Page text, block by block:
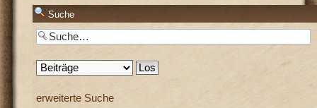
Suche
erweiterte Suche